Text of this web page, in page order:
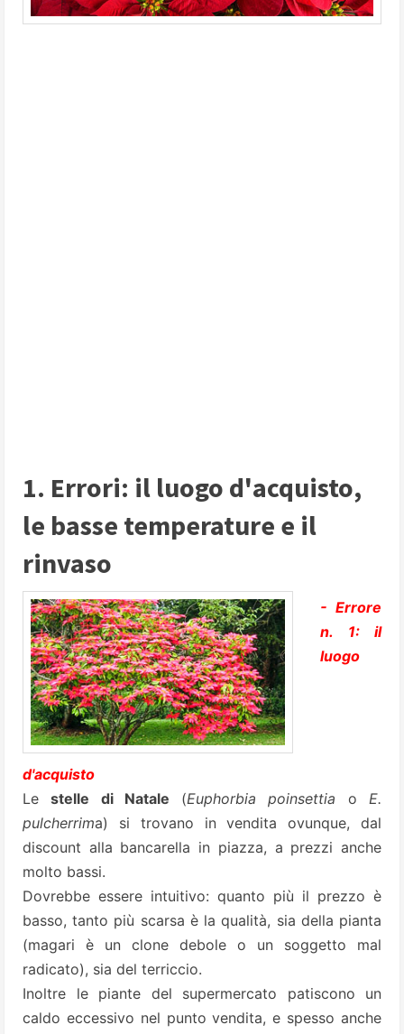
1. Errori: il luogo d'acquisto,
le basse temperature e il
rinvaso
- Errore
n. 1: il
luogo
d'acquisto
Lestelle di Natale (Euphorbia poinsettia o E.
pulcherrima) si trovano in vendita ovunque, dal
discount alla bancarella in piazza, a prezzi anche
molto bassi.
Dovrebbe essere intuitivo: quanto più il prezzo è
basso, tanto più scarsa è la qualità, sia della pianta
(magari è un clone debole o un soggetto mal
radicato), sia del terriccio.
Inoltre le piante del supermercato patiscono un
caldo eccessivo nel punto vendita, e spesso anche